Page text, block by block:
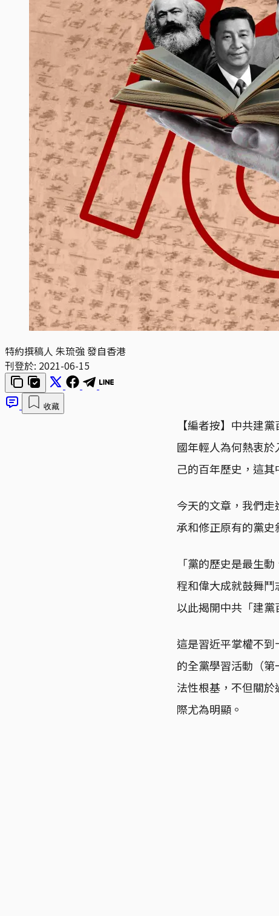
特約撰稿人 朱琉強 發自香港
刊登於: 2021-06-15
收藏
【編者按】中共建
國年輕人為何熱衷
己的百年歷史，這
今天的文章，我們
承和修正原有的黨
「黨的歷史是最生
程和偉大成就鼓舞鬥
以此揭開中共「建黨
這是習近平掌權不
的全黨學習活動（
法性根基，不但關
際尤為明顯。